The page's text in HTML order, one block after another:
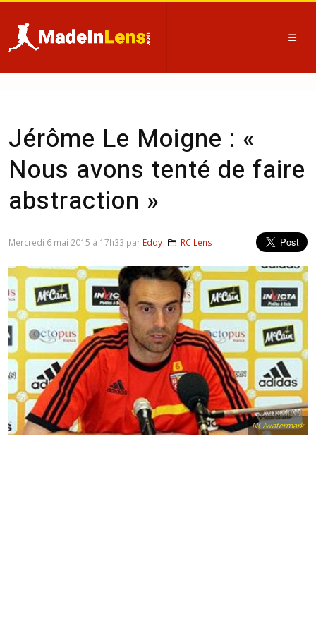
Jérôme Le Moigne : «
Nous avons tenté de faire
abstraction »
NC/watermark
Mercredi 6 mai 2015 à 17h33 par Eddy RC Lens